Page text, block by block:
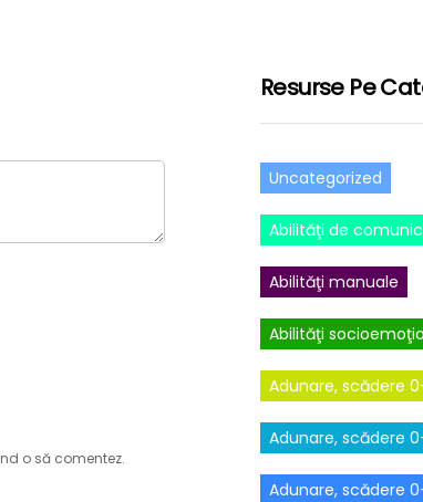
o să comentez.
Resurse Pe
Uncategorized
Abilităţi de
Abilităţi manuale
Abilităţi
Adunare, scădere
Adunare, scădere
Adunare, scădere